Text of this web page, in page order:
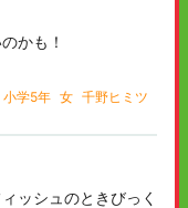
かも！
小学5年 女 千野ヒミツ
ッシュのときびっく